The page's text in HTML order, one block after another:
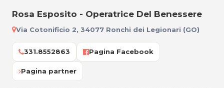
Rosa Esposito - Operatrice Del Benessere
Via Cotonificio 2, 34077 Ronchi dei Legionari (GO)
331.8552863 Pagina Facebook
Pagina partner